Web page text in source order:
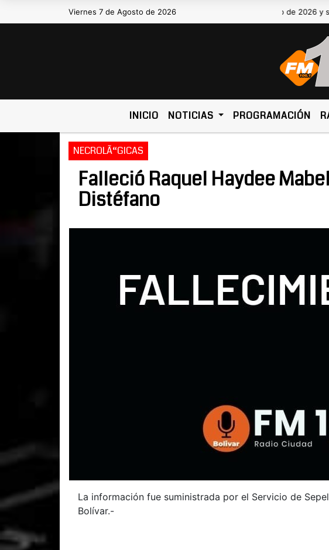
Viernes 7 de Agosto de 2026Hoy es Viernes 7 de Agosto de 2026 y son las
INICIO NOTICIAS PROGRAMACIÓN
NECROLÃ“GICAS
Falleció Raquel Haydee
Distéfano
La información fue suministrada por el Servicio de
Bolívar.-